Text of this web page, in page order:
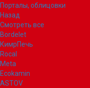
Порталы, облицовки
Назад
Смотреть все
Bordelet
КимрПечь
Rocal
Meta
Ecokamin
ASTOV